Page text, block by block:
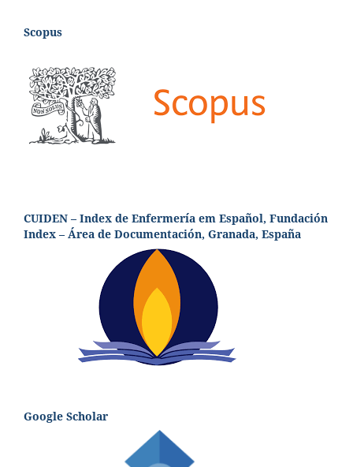
Scopus
CUIDEN – Index de Enfermería em Español, Fundación
Index – Área de Documentación, Granada, España
Google Scholar